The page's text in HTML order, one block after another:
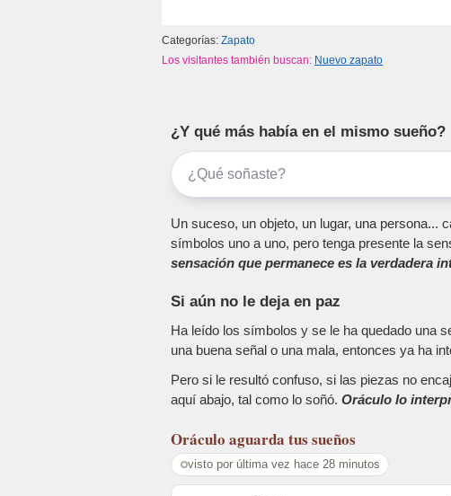
Categorías: Zapato
Los visitantes también buscan: Nuevo zapato
¿Y qué más había en el mismo sueño?
Un suceso, un objeto, un lugar, una persona...
símbolos uno a uno, pero tenga presente la
sensación que permanece es la verdadera
Si aún no le deja en paz
Ha leído los símbolos y se le ha quedado una
una buena señal o una mala, entonces ya ha
Pero si le resultó confuso, si las piezas no
aquí abajo, tal como lo soñó. Oráculo lo
Oráculo aguarda tus sueños
visto por última vez hace 28 minutos